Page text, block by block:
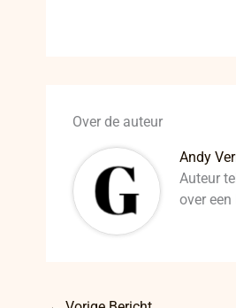
Over de auteur
Andy
Auteur
over